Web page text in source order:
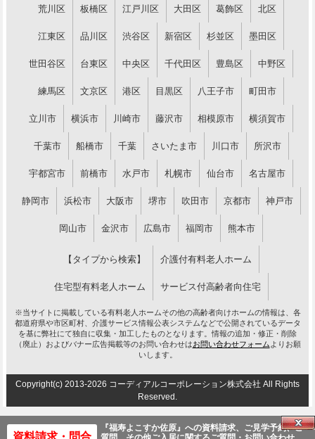
荒川区 板橋区 江戸川区 大田区 葛飾区 北区
江東区 品川区 渋谷区 新宿区 杉並区 墨田区
世田谷区 台東区 中央区 千代田区 豊島区 中野区
練馬区 文京区 港区 目黒区 八王子市 町田市
立川市 横浜市 川崎市 藤沢市 相模原市 横須賀市
千葉市 船橋市 千葉 さいたま市 川口市 所沢市
宇都宮市 前橋市 水戸市 札幌市 仙台市 名古屋市
静岡市 浜松市 大阪市 堺市 吹田市 京都市 神戸市
岡山市 金沢市 広島市 福岡市 熊本市
【タイプから検索】 介護付有料老人ホーム
住宅型有料老人ホーム サービス付高齢者向住宅
※当サイトに掲載している有料老人ホームその他の高齢者向けホームの情報は、各
都道府県や市区町村、介護サービス情報公表システムなどで公開されているデータ
を基に弊社にて独自に収集・加工したものとなります。情報の追加・修正・削除
（廃止）およびバナー広告掲載等のお問い合わせはお問い合わせフォーム よりお願
いします。
Copyright(c) 2013-2026 コーディアルコーポレーション株式会社 All Rights
Reserved.
資料請求・問合
『福寿よこすか佐原』への資料請求、ご見学予約、ご